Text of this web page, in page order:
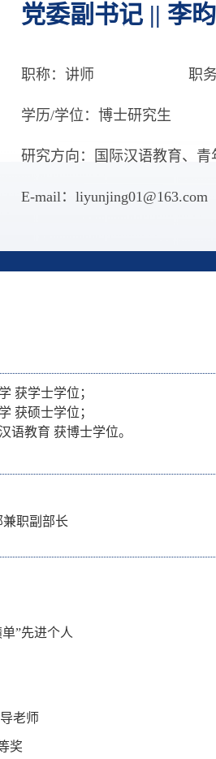
党委副书记 || 李
职称：讲师 职
学历/学位：博士研究生
研究方向：国际汉语教育、青
E-mail：liyunjing01@163.com
学 获学士学位；
学 获硕士学位；
语教育 获博士学位。
职副部长
”先进个人
老师
奖